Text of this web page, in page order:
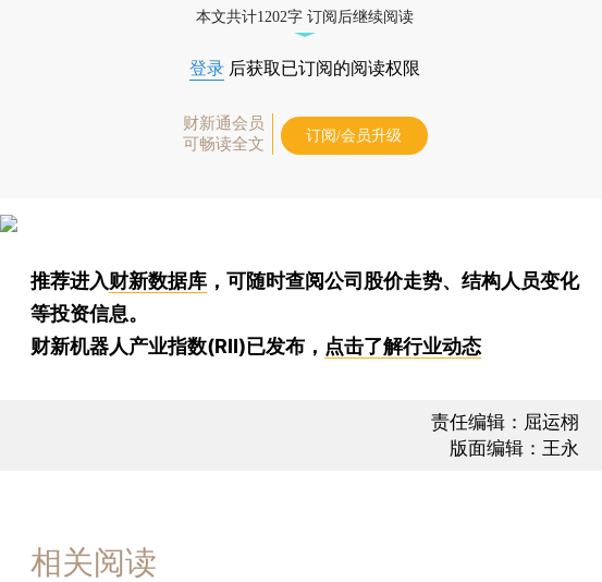
本文共计1202字 订阅后继续阅读
登录 后获取已订阅的阅读权限
财新通会员
可畅读全文
订阅/会员升级
推荐进入财新数据库 ，可随时查阅公司股价走势、结构人员变化
等投资信息。
财新机器人产业指数(RII)已发布， 点击了解行业动态
责任编辑：屈运栩
版面编辑：王永
相关阅读